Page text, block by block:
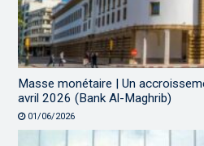
Masse monétaire | Un
avril 2026 (Bank Al-Maghrib)
01/06/2026